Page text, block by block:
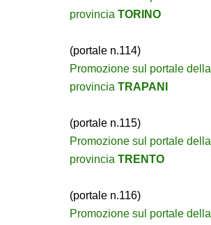
provincia TORINO
(portale n.114)
Promozione sul portale della
provincia TRAPANI
(portale n.115)
Promozione sul portale della
provincia TRENTO
(portale n.116)
Promozione sul portale della